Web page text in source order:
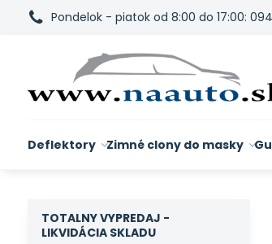
Pondelok - piatok od 8:00 do 17:00:
Deflektory Zimné clony do masky
TOTALNY VYPREDAJ -
LIKVIDÁCIA SKLADU